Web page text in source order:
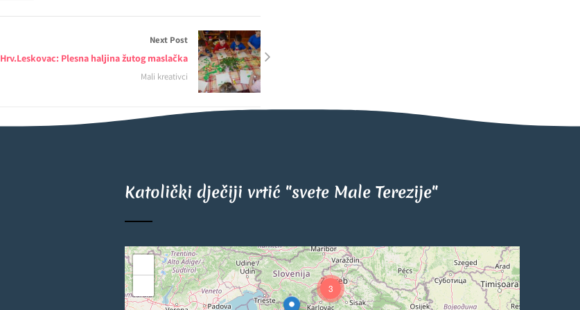
Next Post
Hrv.Leskovac: Plesna haljina žutog maslačka
Mali kreativci
Katolički dječiji vrtić "svete Male Terezije"
3